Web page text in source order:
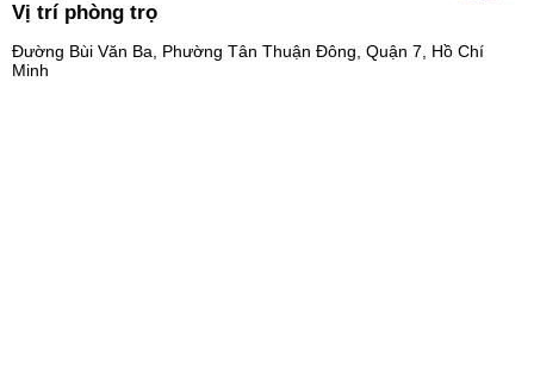
Vị trí phòng trọ
Đường Bùi Văn Ba, Phường Tân Thuận Đông, Quận 7, Hồ Chí
Minh